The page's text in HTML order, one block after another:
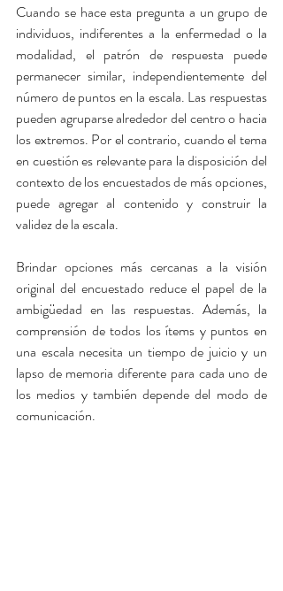
Cuando se hace esta pregunta a un grupo de
individuos, indiferentes a la enfermedad o la
modalidad, el patrón de respuesta puede
permanecer similar, independientemente del
número de puntos en la escala. Las respuestas
pueden agruparse alrededor del centro o hacia
los extremos. Por el contrario, cuando el tema
en cuestión es relevante para la disposición del
contexto de los encuestados de más opciones,
puede agregar al contenido y construir la
validez de la escala.
Brindar opciones más cercanas a la visión
original del encuestado reduce el papel de la
ambigüedad en las respuestas. Además, la
comprensión de todos los ítems y puntos en
una escala necesita un tiempo de juicio y un
lapso de memoria diferente para cada uno de
los medios y también depende del modo de
comunicación.